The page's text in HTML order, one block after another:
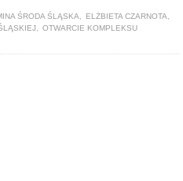
ŚRODA ŚLĄSKA ELŻBIETA CZARNOTA
OTWARCIE KOMPLEKSU